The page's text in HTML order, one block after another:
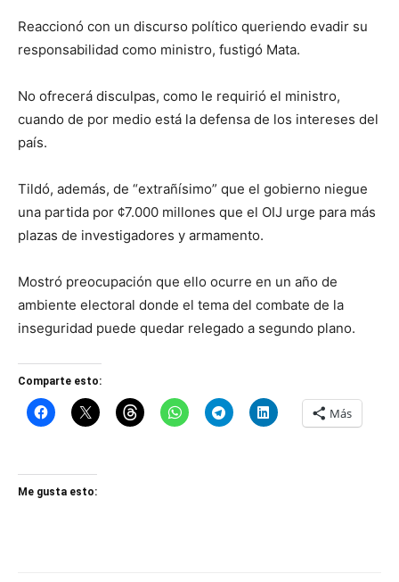
Reaccionó con un discurso político queriendo evadir su
responsabilidad como ministro, fustigó Mata.
No ofrecerá disculpas, como le requirió el ministro,
cuando de por medio está la defensa de los intereses del
país.
Tildó, además, de “extrañísimo” que el gobierno niegue
una partida por ¢7.000 millones que el OIJ urge para más
plazas de investigadores y armamento.
Mostró preocupación que ello ocurre en un año de
ambiente electoral donde el tema del combate de la
inseguridad puede quedar relegado a segundo plano.
Comparte esto:
Más
Me gusta esto: